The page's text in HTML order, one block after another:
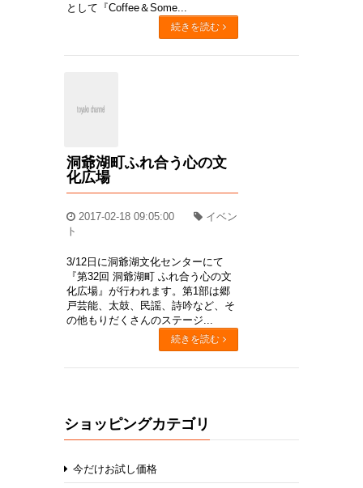
として『Coffee＆Some...
続きを読む
洞爺湖町ふれ合う心の文
化広場
2017-02-18 09:05:00
イベン
ト
3/12日に洞爺湖文化センターにて
『第32回 洞爺湖町 ふれ合う心の文
化広場』が行われます。第1部は郷
戸芸能、太鼓、民謡、詩吟など、そ
の他もりだくさんのステージ...
続きを読む
ショッピングカテゴリ
今だけお試し価格